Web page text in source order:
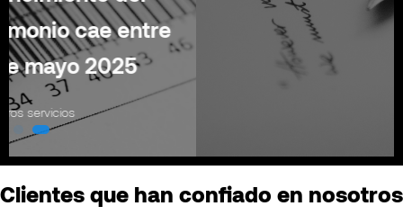
Contáctanos
Clientes que han confiado en nosotros